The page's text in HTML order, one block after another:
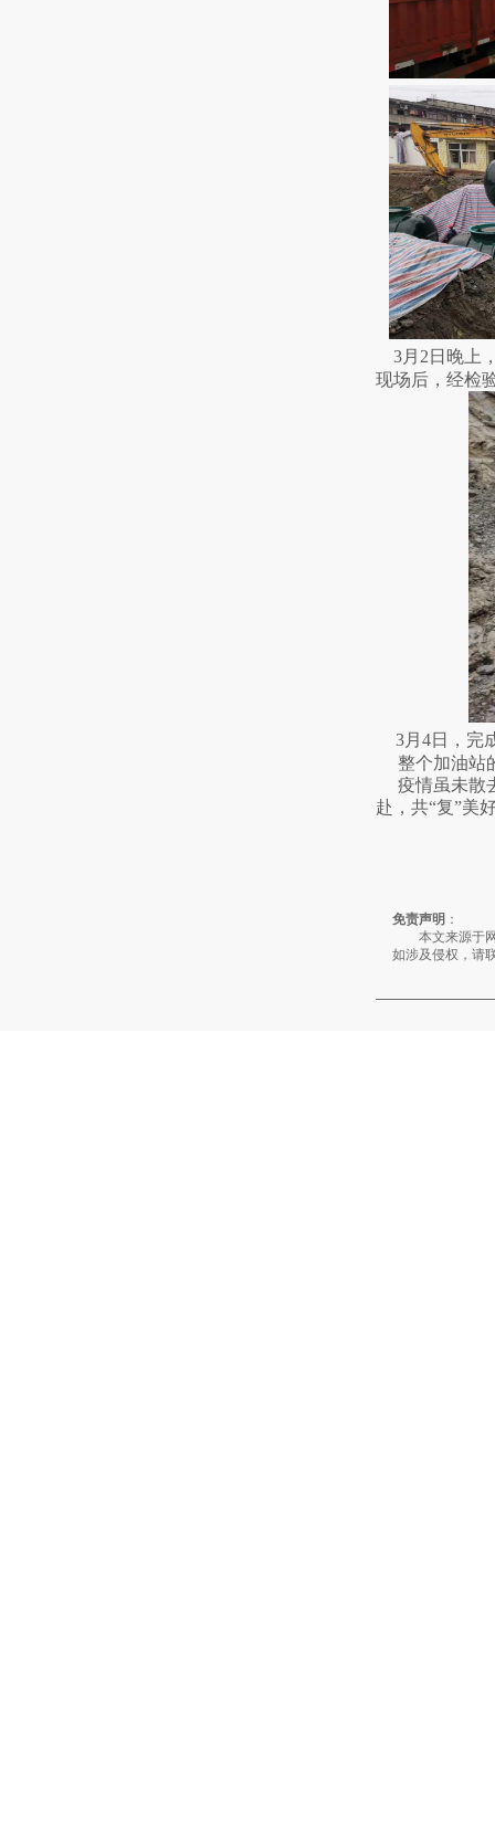
3月2日晚上
现场后，经检
3月4日，完
整个加油站
疫情虽未散
赴，共“复”美
免责声明 ：
本文来源于网
如涉及侵权，请